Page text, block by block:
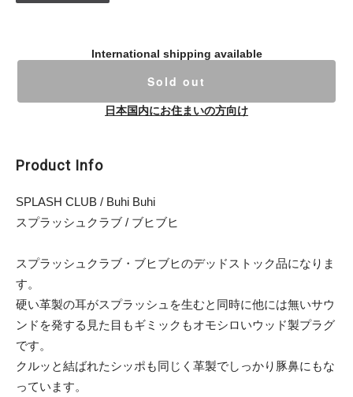
International shipping available
Sold out
日本国内にお住まいの方向け
Product Info
SPLASH CLUB / Buhi Buhi
スプラッシュクラブ / ブヒブヒ
スプラッシュクラブ・ブヒブヒのデッドストック品になりま
す。
硬い革製の耳がスプラッシュを生むと同時に他には無いサウ
ンドを発する見た目もギミックもオモシロいウッド製プラグ
です。
クルッと結ばれたシッポも同じく革製でしっかり豚鼻にもな
っています。